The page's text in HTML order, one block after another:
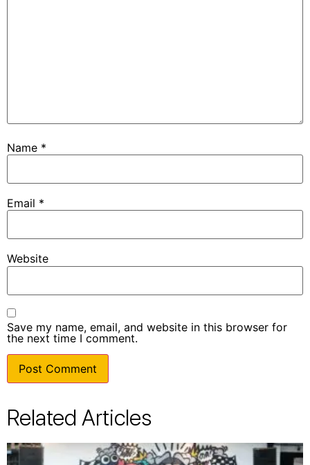
Name *
Email *
Website
Save my name, email, and website in this browser for
the next time I comment.
Related Articles